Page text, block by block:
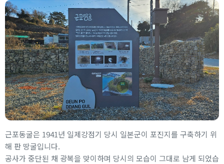
근포동굴은 1941년 일제강점기 당시 일본군이 포진지를 구축하기 위
해 판 땅굴입니다.
공사가 중단된 채 광복을 맞이하며 당시의 모습이 그대로 남게 되었습